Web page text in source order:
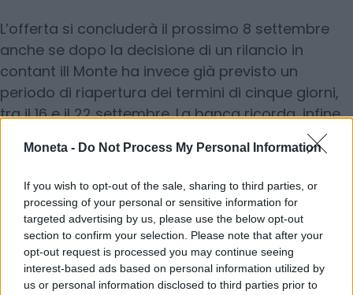
Moneta - Do Not Process My Personal Information
If you wish to opt-out of the sale, sharing to third parties, or
processing of your personal or sensitive information for
targeted advertising by us, please use the below opt-out
section to confirm your selection. Please note that after your
opt-out request is processed you may continue seeing
interest-based ads based on personal information utilized by
us or personal information disclosed to third parties prior to
L’offerta si concluderà il prossimo 8 settembre
anche se dopo la decisione di un rilancio in
contant iIl Monte ha invece già previsto un
periodo di riapertura dei termini di cinque giorni,
tra il 16 e il 22 settembre. La banca ricorda, infine,
che del ritocco beneficeranno anche coloro che
hanno già aderito all’offerta.
© RIPRODUZIONE RISERVATA
mediobanca mps